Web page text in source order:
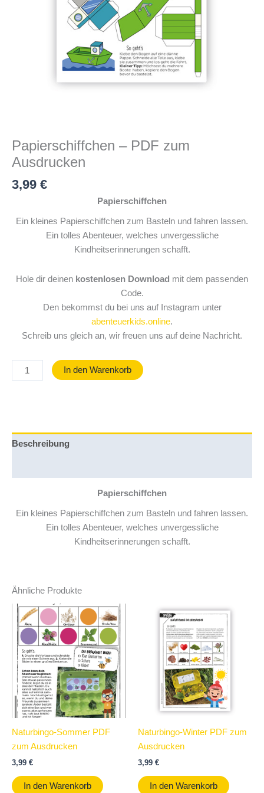
Papierschiffchen – PDF zum
Ausdrucken
3,99 €
Papierschiffchen
Ein kleines Papierschiffchen zum Basteln und fahren lassen.
Ein tolles Abenteuer, welches unvergessliche
Kindheitserinnerungen schafft.
Hole dir deinen kostenlosen Download mit dem passenden
Code.
Den bekommst du bei uns auf Instagram unter
abenteuerkids.online.
Schreib uns gleich an, wir freuen uns auf deine Nachricht.
Papierschiffchen
-
Menge
In den Warenkorb
Beschreibung
Papierschiffchen
Ein kleines Papierschiffchen zum Basteln und fahren lassen.
Ein tolles Abenteuer, welches unvergessliche
Kindheitserinnerungen schafft.
Ähnliche Produkte
Naturbingo-Sommer PDF
zum Ausdrucken
3,99 €
In den Warenkorb
Naturbingo-Winter PDF zum
Ausdrucken
3,99 €
In den Warenkorb